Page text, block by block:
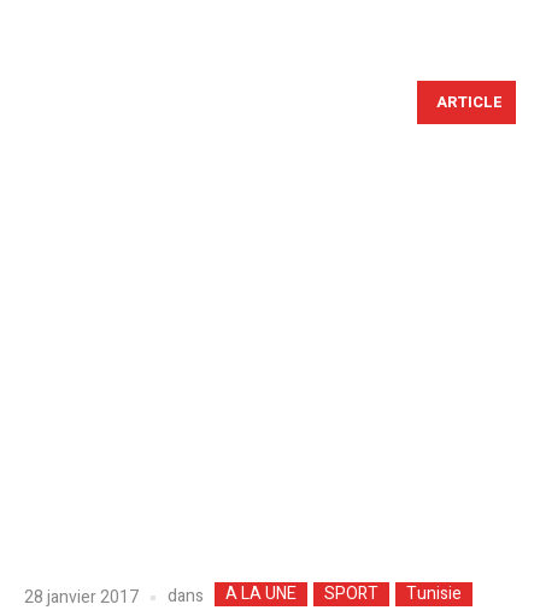
ARTICLE
28 janvier 2017 dans A LA UNE SPORT Tunisie